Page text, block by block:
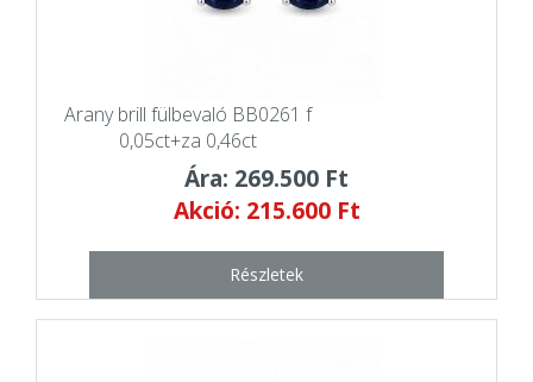
Arany brill fülbevaló BB0261 f
0,05ct+za 0,46ct
Ára: 269.500 Ft
Akció: 215.600 Ft
Részletek